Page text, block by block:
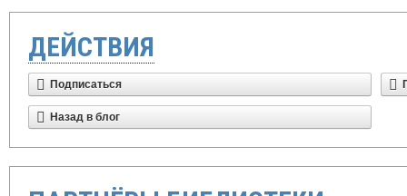
ДЕЙСТВИЯ
Подписаться
Назад в блог